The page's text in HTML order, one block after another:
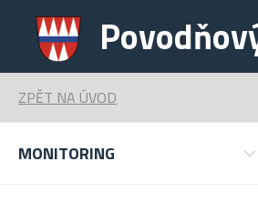
ZPĚT NA ÚVOD
MONITORING